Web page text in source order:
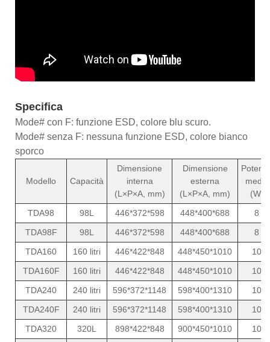
Specifica
Mode# con F: funzione ESD, colore blu scuro.
Mode# senza F: nessuna funzione ESD, colore bianco
sporco
Modello Capacità
Dimensione
interna
(L×P×A, mm)
Dimensione
esterna
(L×P×A, mm)
media
(W)
TDA98
98L 446*372*598 448*400*688
8
TDA98F
98L 446*372*598 448*400*688
8
TDA160
160 litri 446*422*848 448*450*1010
10
TDA160F
160 litri 446*422*848 448*450*1010
10
TDA240
240 litri 596*372*1148 598*400*1310
10
TDA240F
240 litri 596*372*1148 598*400*1310
10
TDA320
320L 898*422*848 900*450*1010
10